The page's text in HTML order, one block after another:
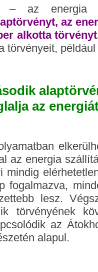
– az energia
az
alkotta
törvényeit,
az
az energia
mindig
fogalmazva,
lesz.
törvényének
az
alapul.